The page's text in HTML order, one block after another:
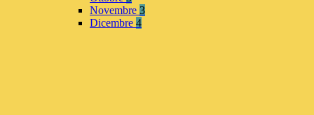
Novembre 3
Dicembre 4